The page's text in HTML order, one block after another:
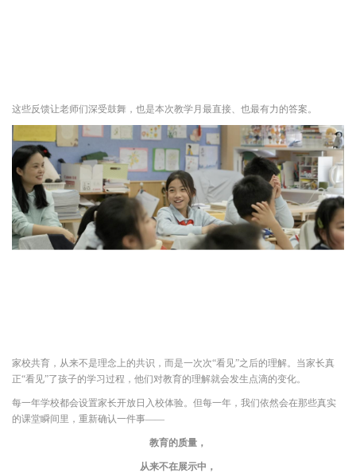
这些反馈让老师们深受鼓舞，也是本次教学月最直接、也最有力的答案。
家校共育，从来不是理念上的共识，而是一次次“看见”之后的理解。当家长真
正“看见”了孩子的学习过程，他们对教育的理解就会发生点滴的变化。
每一年学校都会设置家长开放日入校体验。但每一年，我们依然会在那些真实
的课堂瞬间里，重新确认一件事——
教育的质量，
从来不在展示中，